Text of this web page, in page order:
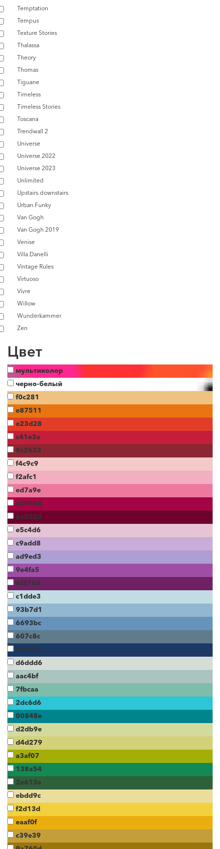
Temptation
Tempus
Texture Stories
Thalassa
Theory
Thomas
Tiguane
Timeless
Timeless Stories
Toscana
Trendwall 2
Universe
Universe 2022
Universe 2023
Unlimited
Upstairs downstairs
Urban Funky
Van Gogh
Van Gogh 2019
Venise
Villa Danelli
Vintage Rules
Virtuoso
Vivre
Willow
Wunderkammer
Zen
Цвет
мультиколор
черно-белый
f0c281
e87511
e23d28
c41e3a
8c2633
f4c9c9
f2afc1
ed7a9e
a50544
6e022d
e5c4d6
c9add8
ad9ed3
9e4fa5
6f2163
c1dde3
93b7d1
6693bc
607c8c
1c3a65
d6ddd6
aac4bf
7fbcaa
2dc6d6
00848e
d2db9e
d4d279
a3af07
138a54
2e613a
ebdd9c
f2d13d
eaaf0f
c39e39